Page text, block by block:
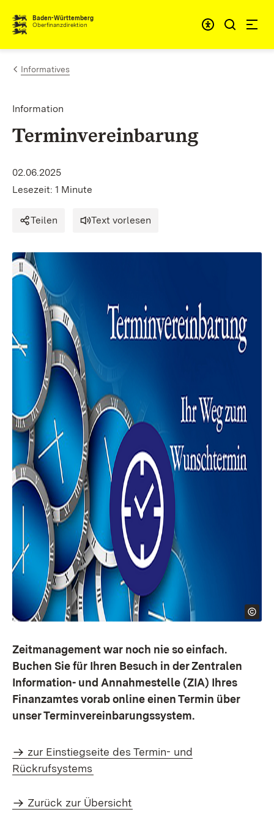
Zum Inhalt springen
Baden-Württemberg
Oberfinanzdirektion
Informatives
Information
Terminvereinbarung
02.06.2025
Lesezeit: 1 Minute
Teilen Text vorlesen
Zeitmanagement war noch nie so einfach.
Buchen Sie für Ihren Besuch in der Zentralen
Information- und Annahmestelle (ZIA) Ihres
Finanzamtes vorab online einen Termin über
unser Terminvereinbarungssystem.
zur Einstiegseite des Termin- und
Rückrufsystems
Zurück zur Übersicht